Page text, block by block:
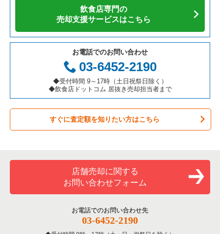
カフェの居抜き売却物件の案件一覧
テイクアウトの居抜き売却物件の案件一覧
お弁当・惣菜・デリの居抜き売却物件の案件一覧
カラオケ・パブ・スナックの居抜き売却物件の案件一覧
バーの居抜き売却物件の案件一覧
居酒屋・ダイニングバーの居抜き売却物件の案件一覧
洋食の居抜き売却物件の案件一覧
その他の居抜き売却物件の案件一覧
愛知県の飲食店の居抜き売却物件の案件一覧
岐阜県の飲食店の居抜き売却物件の案件一覧
三重県の飲食店の居抜き売却物件の案件一覧
久喜市の飲食店の居抜き売却物件の案件一覧
富士見市の飲食店の居抜き売却物件の案件一覧
ふじみ野市の飲食店の居抜き売却物件の案件一覧
朝霞市の飲食店の居抜き売却物件の案件一覧
草加市の飲食店の居抜き売却物件の案件一覧
さいたま市緑区の飲食店の居抜き売却物件の案件一覧
さいたま市南区の飲食店の居抜き売却物件の案件一覧
熊谷市の飲食店の居抜き売却物件の案件一覧
埼玉県の焼肉の居抜き売却物件の案件一覧
埼玉県の鉄板焼き・お好み焼の居抜き売却物件の案件一覧
埼玉県のアジア料理の居抜き売却物件の案件一覧
埼玉県のカフェの居抜き売却物件の案件一覧
埼玉県のテイクアウトの居抜き売却物件の案件一覧
埼玉県のお弁当・惣菜・デリの居抜き売却物件の案件一覧
埼玉県のバーの居抜き売却物件の案件一覧
埼玉県の居酒屋・ダイニングバーの居抜き売却物件の案件一覧
埼玉県の和食の居抜き売却物件の案件一覧
川口市のアジア料理の居抜き売却物件の案件一覧
川口市のカフェの居抜き売却物件の案件一覧
川口市のテイクアウトの居抜き売却物件の案件一覧
川口市のカラオケ・パブ・スナックの居抜き売却物件の案件一
川口市のバーの居抜き売却物件の案件一覧
川口市の居酒屋・ダイニングバーの居抜き売却物件の案件一覧
川口市の洋食の居抜き売却物件の案件一覧
川口市のその他の居抜き売却物件の案件一覧
飲食店専門の
売却支援サービスはこちら
お電話でのお問い合わせ
03-6452-2190
◆受付時間 9～17時（土日祝祭日除く）
◆飲食店ドットコム 居抜き売却担当者まで
すぐに査定額を知りたい方はこちら
店舗売却に関する
お問い合わせフォーム
お電話でのお問い合わせ先
03-6452-2190